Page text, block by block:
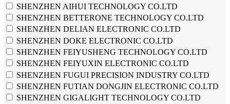
SHENZHEN AIHUI TECHNOLOGY CO.LTD
SHENZHEN BETTERONE TECHNOLOGY CO.LTD
SHENZHEN DELIAN ELECTRONIC CO.LTD
SHENZHEN DOKE ELECTRONIC CO.LTD
SHENZHEN FEIYUSHENG TECHNOLOGY CO.LTD
SHENZHEN FEIYUXIN ELECTRONIC CO.LTD
SHENZHEN FUGUI PRECISION INDUSTRY CO.LTD
SHENZHEN FUTIAN DONGJIN ELECTRONIC CO.LTD
SHENZHEN GIGALIGHT TECHNOLOGY CO.LTD